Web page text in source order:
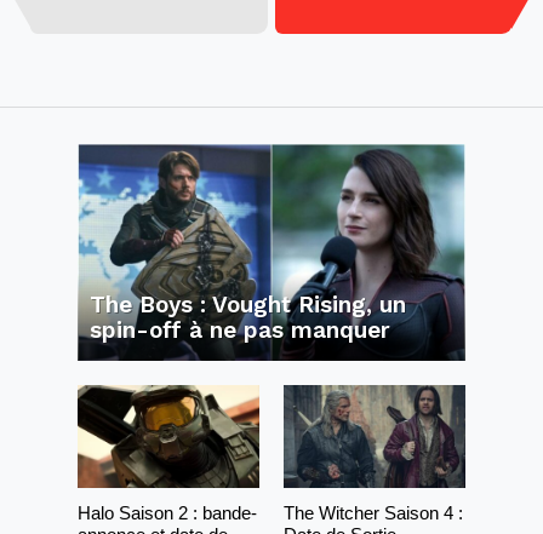
The Boys : Vought Rising, un
spin-off à ne pas manquer
Halo Saison 2 : bande-
The Witcher Saison 4 :